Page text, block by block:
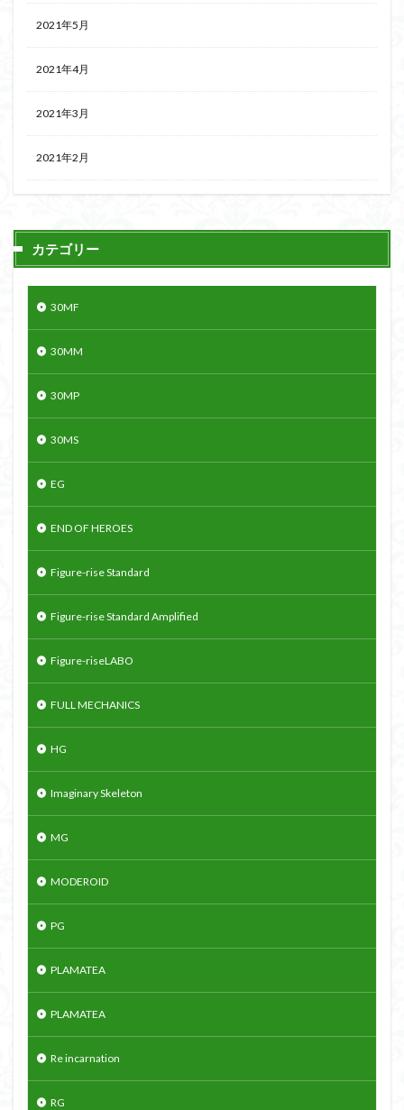
2021年5月
2021年4月
2021年3月
2021年2月
カテゴリー
30MF
30MM
30MP
30MS
EG
END OF HEROES
Figure-rise Standard
Figure-rise Standard Amplified
Figure-riseLABO
FULL MECHANICS
HG
Imaginary Skeleton
MG
MODEROID
PG
PLAMATEA
PLAMATEA
Re incarnation
RG